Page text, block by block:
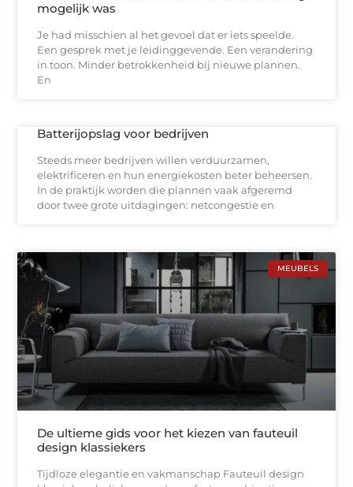
mogelijk was
Je had misschien al het gevoel dat er iets speelde.
Een gesprek met je leidinggevende. Een verandering
in toon. Minder betrokkenheid bij nieuwe plannen.
En
Batterijopslag voor bedrijven
Steeds meer bedrijven willen verduurzamen,
elektrificeren en hun energiekosten beter beheersen.
In de praktijk worden die plannen vaak afgeremd
door twee grote uitdagingen: netcongestie en
MEUBELS
De ultieme gids voor het kiezen van fauteuil
design klassiekers
Tijdloze elegantie en vakmanschap Fauteuil design